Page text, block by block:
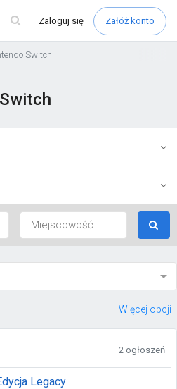
Zaloguj się Załóż konto
Switch
Więcej opcji
2 ogłoszeń
Legacy